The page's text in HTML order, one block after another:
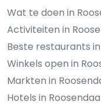
Wat te doen in
Activiteiten in
Beste restaurants
Winkels open in
Markten in
Hotels in